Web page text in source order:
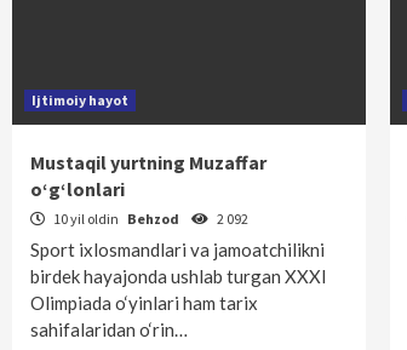
Ijtimoiy hayot
Mustaqil yurtning Muzaffar
o‘g‘lonlari
10 yil oldin Behzod 2 092
Sport ixlosmandlari va jamoatchilikni
birdek hayajonda ushlab turgan XXXI
Olimpiada o‘yinlari ham tarix
sahifalaridan o‘rin…